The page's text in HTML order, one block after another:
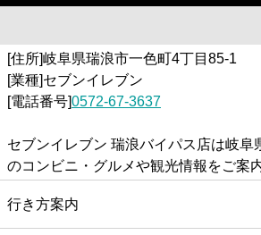
[住所]岐阜県瑞浪市一色町4丁目85-1
[業種]セブンイレブン
[電話番号]0572-67-3637
セブンイレブン 瑞浪バイパス店は岐
のコンビニ・グルメや観光情報をご案
行き方案内